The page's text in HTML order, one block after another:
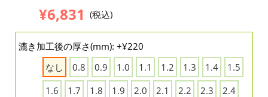
¥6,831 (税込)
漉き加工後の厚さ(mm): +¥220
なし
0.8 0.9 1.0 1.1 1.2 1.3 1.4
1.5
1.6
1.7 1.8 1.9 2.0 2.1 2.2 2.3
2.4